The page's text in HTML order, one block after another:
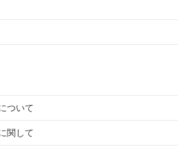
ついて
関して